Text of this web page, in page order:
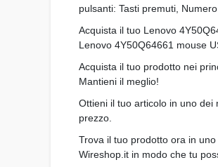
pulsanti: Tasti premuti,
Acquista il tuo Lenovo
Lenovo 4Y50Q64661 mouse
Acquista il tuo prodotto nei
Mantieni il meglio!
Ottieni il tuo articolo in uno
prezzo.
Trova il tuo prodotto ora in
Wireshop.it in modo che tu